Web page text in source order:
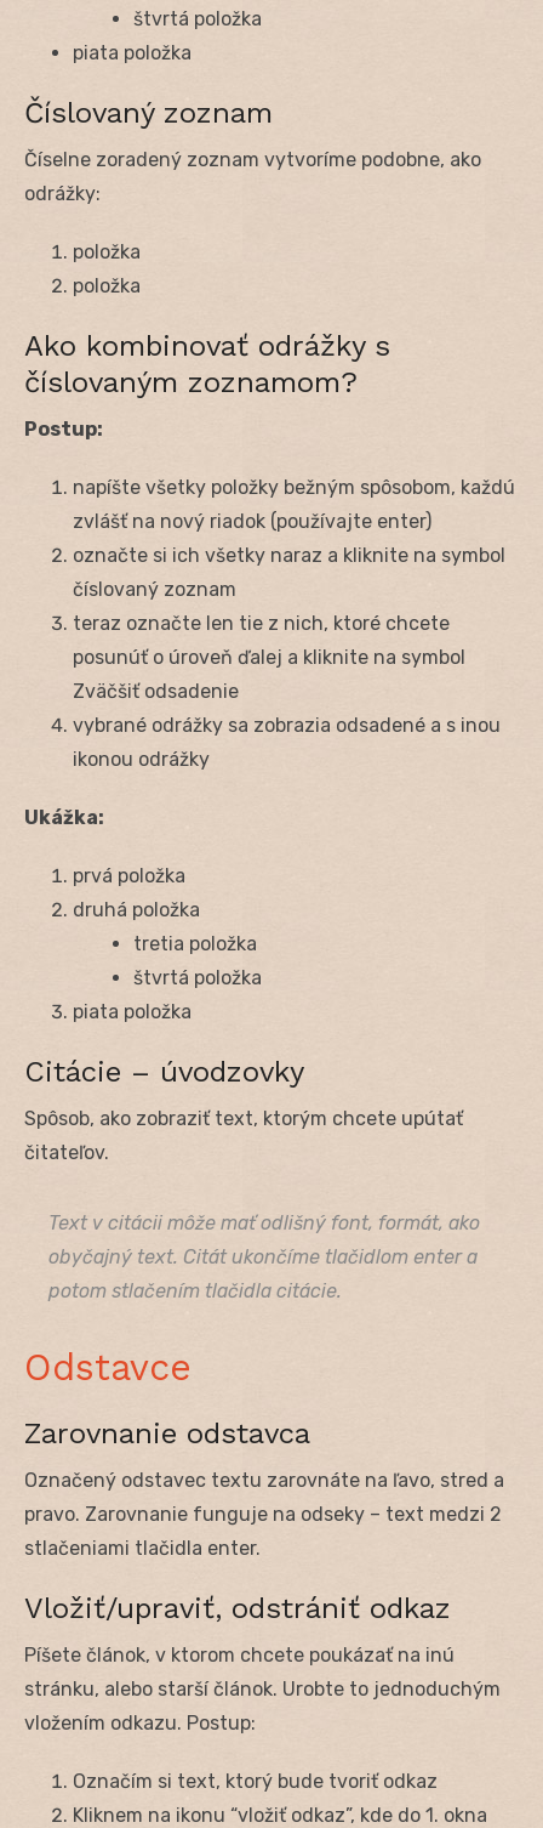
štvrtá položka
piata položka
Číslovaný zoznam
Číselne zoradený zoznam vytvoríme podobne, ako
odrážky:
položka
položka
Ako kombinovať odrážky s
číslovaným zoznamom?
Postup:
napíšte všetky položky bežným spôsobom, každú
zvlášť na nový riadok (používajte enter)
označte si ich všetky naraz a kliknite na symbol
číslovaný zoznam
teraz označte len tie z nich, ktoré chcete
posunúť o úroveň ďalej a kliknite na symbol
Zväčšiť odsadenie
vybrané odrážky sa zobrazia odsadené a s inou
ikonou odrážky
Ukážka:
prvá položka
druhá položka
tretia položka
štvrtá položka
piata položka
Citácie – úvodzovky
Spôsob, ako zobraziť text, ktorým chcete upútať
čitateľov.
Text v citácii môže mať odlišný font, formát, ako
obyčajný text. Citát ukončíme tlačidlom enter a
potom stlačením tlačidla citácie.
Odstavce
Zarovnanie odstavca
Označený odstavec textu zarovnáte na ľavo, stred a
pravo. Zarovnanie funguje na odseky – text medzi 2
stlačeniami tlačidla enter.
Vložiť/upraviť, odstrániť odkaz
Píšete článok, v ktorom chcete poukázať na inú
stránku, alebo starší článok. Urobte to jednoduchým
vložením odkazu. Postup:
Označím si text, ktorý bude tvoriť odkaz
Kliknem na ikonu “vložiť odkaz”, kde do 1. okna